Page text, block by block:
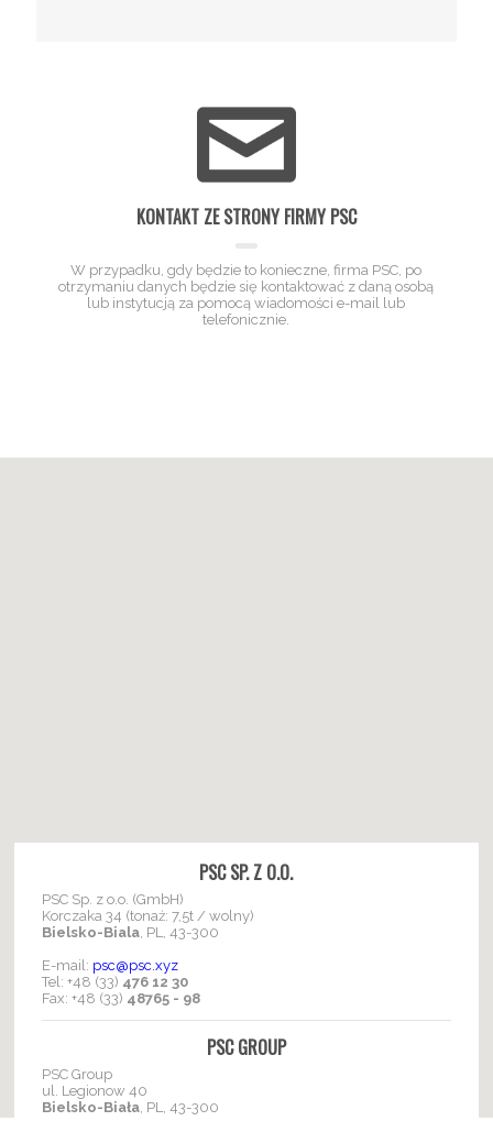
KONTAKT ZE STRONY FIRMY PSC
W przypadku, gdy będzie to konieczne, firma PSC, po
otrzymaniu danych będzie się kontaktować z daną osobą
lub instytucją za pomocą wiadomości e-mail lub
telefonicznie.
PSC SP. Z O.O.
PSC Sp. z o.o. (GmbH)
Korczaka 34 (tonaż: 7,5t / wolny)
Bielsko-Biala , PL, 43-300
E-mail: psc@psc.xyz
Tel: +48 (33) 476 12 30
Fax: +48 (33) 48765 - 98
PSC GROUP
PSC Group
ul. Legionow 40
Bielsko-Biała , PL, 43-300